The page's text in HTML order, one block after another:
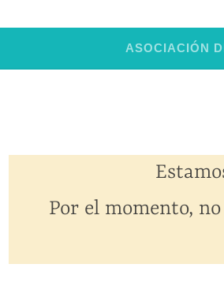
ASOCIACIÓN
Por el momento,